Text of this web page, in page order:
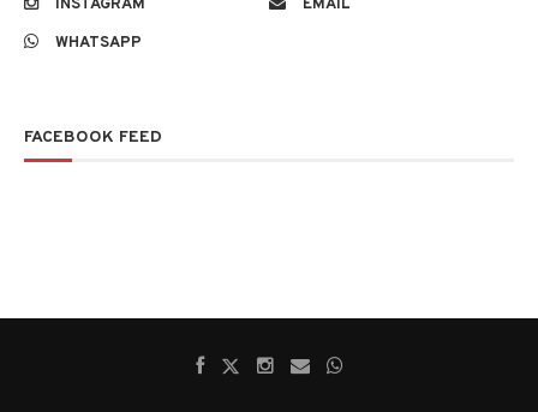
INSTAGRAM
EMAIL
WHATSAPP
FACEBOOK FEED